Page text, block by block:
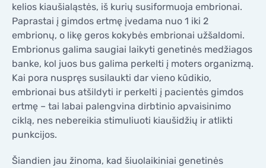
kelios kiaušialąstės, iš kurių susiformuoja embrionai.
Paprastai į gimdos ertmę įvedama nuo 1 iki 2
embrionų, o likę geros kokybės embrionai užšaldomi.
Embrionus galima saugiai laikyti genetinės medžiagos
banke, kol juos bus galima perkelti į moters organizmą.
Kai pora nuspręs susilaukti dar vieno kūdikio,
embrionai bus atšildyti ir perkelti į pacientės gimdos
ertmę – tai labai palengvina dirbtinio apvaisinimo
ciklą, nes nebereikia stimuliuoti kiaušidžių ir atlikti
punkcijos.
Šiandien jau žinoma, kad šiuolaikiniai genetinės